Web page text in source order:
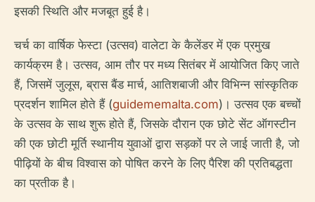
इसकी स्थिति और मजबूत हुई है।
चर्च का वार्षिक फेस्टा (उत्सव) वालेटा के कैलेंडर में एक प्रमुख
कार्यक्रम है। उत्सव, आम तौर पर मध्य सितंबर में आयोजित किए जाते
हैं, जिसमें जुलूस, ब्रास बैंड मार्च, आतिशबाजी और विभिन्न सांस्कृतिक
प्रदर्शन शामिल होते हैं (guidememalta.com)। उत्सव एक बच्चों
के उत्सव के साथ शुरू होते हैं, जिसके दौरान एक छोटे सेंट ऑगस्टीन
की एक छोटी मूर्ति स्थानीय युवाओं द्वारा सड़कों पर ले जाई जाती है, जो
पीढ़ियों के बीच विश्वास को पोषित करने के लिए पैरिश की प्रतिबद्धता
का प्रतीक है।